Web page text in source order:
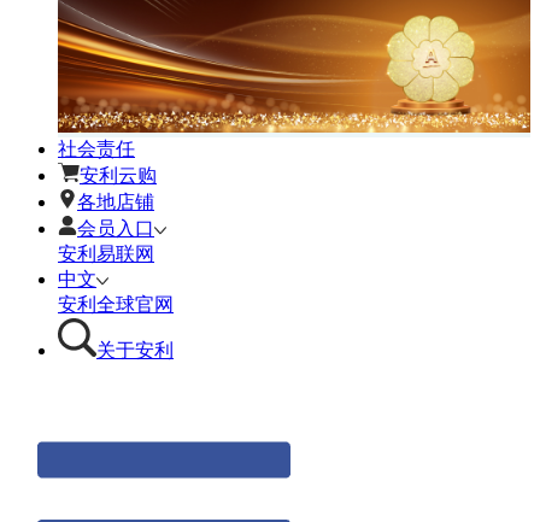
社会责任
安利云购
各地店铺
会员入口
安利易联网
中文
安利全球官网
关于安利